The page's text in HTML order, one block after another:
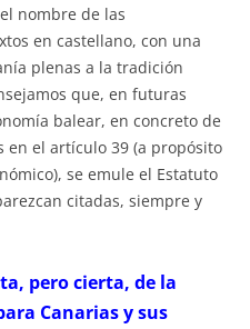
nombre de las
en castellano, con una
plenas a la tradición
que, en futuras
balear, en concreto de
en el artículo 39 (a propósito
se emule el Estatuto
citadas, siempre y
pero cierta, de la
Canarias y sus